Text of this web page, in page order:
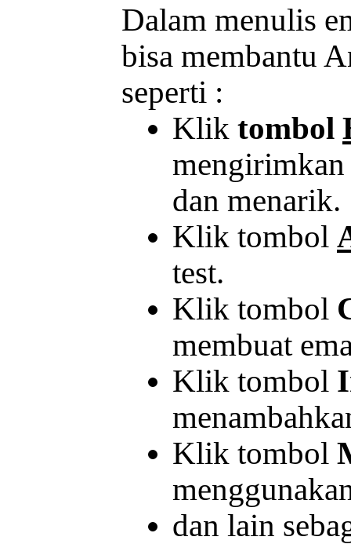
Dalam menulis
bisa membantu
seperti :
Klik tombol
dan menarik.
Klik tombol
test.
Klik tombol
membuat
Klik tombol
Klik tombol
dan lain